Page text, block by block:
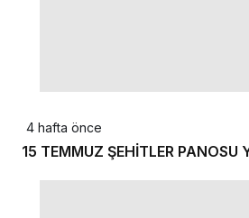
4 hafta önce
15 TEMMUZ ŞEHİTLER PANOSU